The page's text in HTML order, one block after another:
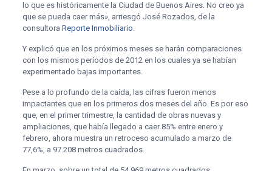
lo que es históricamente la Ciudad de Buenos Aires. No creo ya
que se pueda caer más», arriesgó José Rozados, de la
consultora Reporte Inmobiliario.
Y explicó que en los próximos meses se harán comparaciones
con los mismos períodos de 2012 en los cuales ya se habían
experimentado bajas importantes.
Pese a lo profundo de la caída, las cifras fueron menos
impactantes que en los primeros dos meses del año. Es por eso
que, en el primer trimestre, la cantidad de obras nuevas y
ampliaciones, que había llegado a caer 85% entre enero y
febrero, ahora muestra un retroceso acumulado a marzo de
77,6%, a 97.208 metros cuadrados.